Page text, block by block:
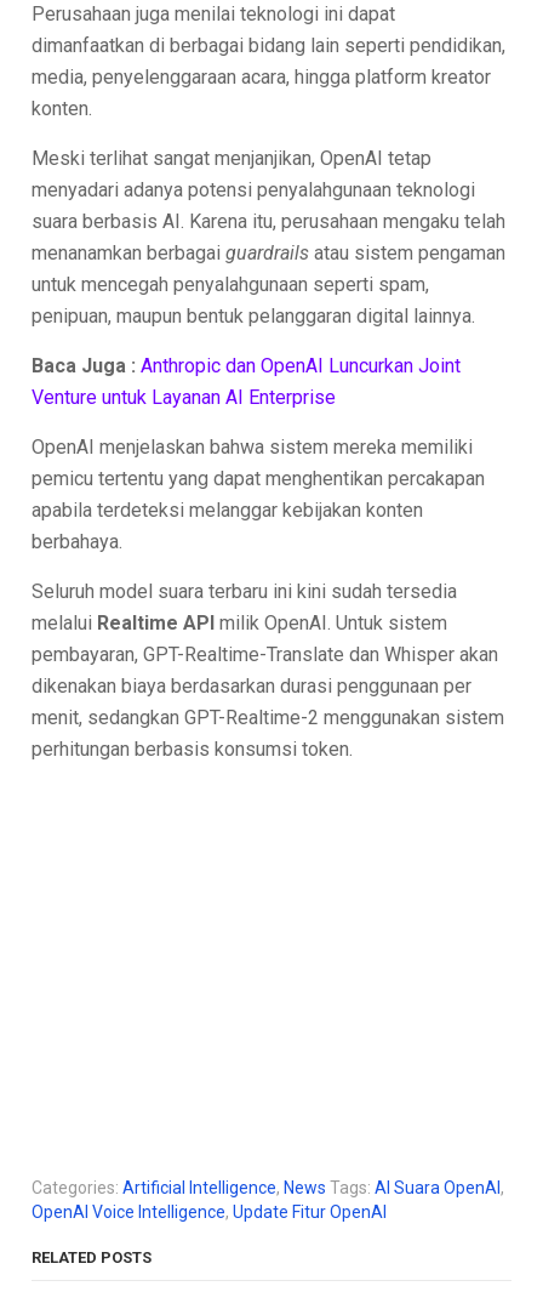
Perusahaan juga menilai teknologi ini dapat
dimanfaatkan di berbagai bidang lain seperti pendidikan,
media, penyelenggaraan acara, hingga platform kreator
konten.
Meski terlihat sangat menjanjikan, OpenAI tetap
menyadari adanya potensi penyalahgunaan teknologi
suara berbasis AI. Karena itu, perusahaan mengaku telah
menanamkan berbagaiguardrails atau sistem pengaman
untuk mencegah penyalahgunaan seperti spam,
penipuan, maupun bentuk pelanggaran digital lainnya.
Baca Juga :Anthropic dan OpenAI Luncurkan Joint
Venture untuk Layanan AI Enterprise
OpenAI menjelaskan bahwa sistem mereka memiliki
pemicu tertentu yang dapat menghentikan percakapan
apabila terdeteksi melanggar kebijakan konten
berbahaya.
Seluruh model suara terbaru ini kini sudah tersedia
melalui Realtime API milik OpenAI. Untuk sistem
pembayaran, GPT-Realtime-Translate dan Whisper akan
dikenakan biaya berdasarkan durasi penggunaan per
menit, sedangkan GPT-Realtime-2 menggunakan sistem
perhitungan berbasis konsumsi token.
Categories:Artificial Intelligence, News Tags:AI Suara OpenAI ,
OpenAI Voice Intelligence,Update Fitur OpenAI
RELATED POSTS